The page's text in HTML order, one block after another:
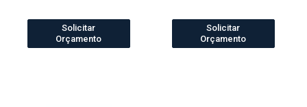
Solicitar
Orçamento
Solicitar
Orçamento